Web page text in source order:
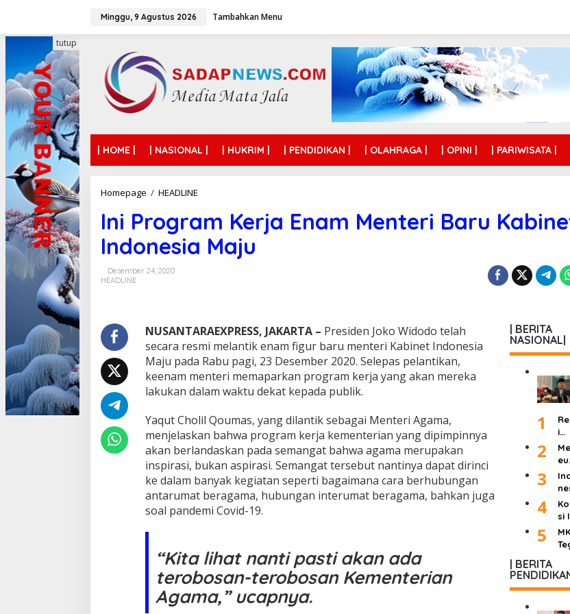
o
Minggu, 9 Agustus 2026 Tambahkan Menu
| HOME | | NASIONAL | | HUKRIM | | PENDIDIKAN | | OLAHRAGA | | OPINI | | PARIWISATA |
tutup
Homepage / HEADLINE
i
P
r
o
e
j
a
E
n
m
M
e
n
t
e
i
B
K
a
b
i
Ini Program Kerja Enam Menteri Baru
Indonesia Maju
Desember 24, 2020
HEADLINE
NUSANTARAEXPRESS, JAKARTA – Presiden Joko Widodo telah
secara resmi melantik enam figur baru menteri Kabinet Indonesia
Maju pada Rabu pagi, 23 Desember 2020. Selepas pelantikan,
keenam menteri memaparkan program kerja yang akan mereka
lakukan dalam waktu dekat kepada publik.
Yaqut Cholil Qoumas, yang dilantik sebagai Menteri Agama,
menjelaskan bahwa program kerja kementerian yang dipimpinnya
akan berlandaskan pada semangat bahwa agama merupakan
inspirasi, bukan aspirasi. Semangat tersebut nantinya dapat dirinci
ke dalam banyak kegiatan seperti bagaimana cara berhubungan
antarumat beragama, hubungan interumat beragama, bahkan juga
soal pandemi Covid-19.
“Kita lihat nanti pasti akan ada
terobosan-terobosan Kementerian
Agama,” ucapnya.
| BERITA
NASIONAL|
1
i
tik
la
ng
2
eu
a
k
3
an
4
si
DPR
5
MK
| BERITA